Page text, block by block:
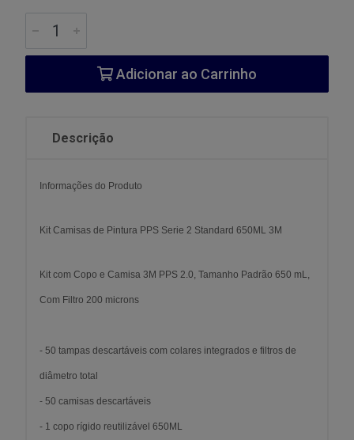
Adicionar ao Carrinho
Descrição
Informações do Produto
Kit Camisas de Pintura PPS Serie 2 Standard 650ML 3M
Kit com Copo e Camisa 3M PPS 2.0, Tamanho Padrão 650 mL,
Com Filtro 200 microns
- 50 tampas descartáveis com colares integrados e filtros de
diâmetro total
- 50 camisas descartáveis
- 1 copo rígido reutilizável 650ML